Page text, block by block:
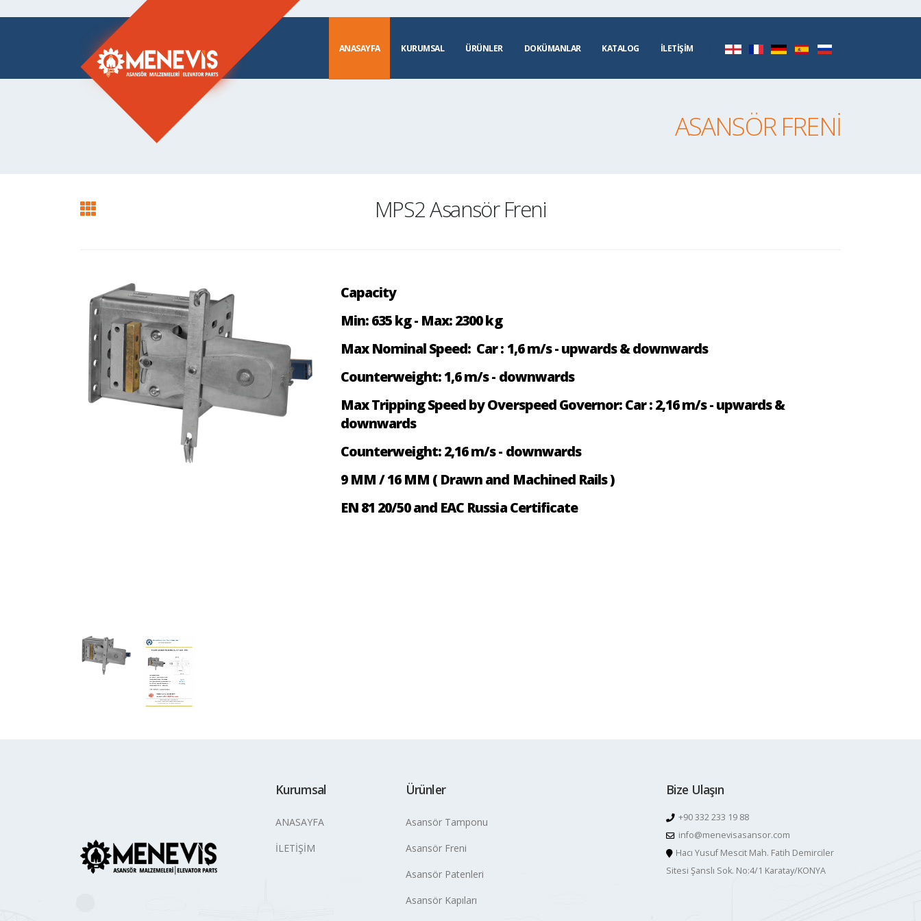
ANASAYFA KURUMSAL ÜRÜNLER DOKÜMANLAR KATALOG İLETİŞİM
ASANSÖR FRENI
MPS2 Asansör Freni
Capacity
Min: 635 kg - Max: 2300 kg
Max Nominal Speed: Car : 1,6 m/s - upwards & downwards
Counterweight: 1,6 m/s - downwards
Max Tripping Speed by Overspeed Governor: Car : 2,16 m/s - upwards &
downwards
Counterweight: 2,16 m/s - downwards
9 MM / 16 MM ( Drawn and Machined Rails )
EN 81 20/50 and EAC Russia Certificate
Kurumsal Ürünler
ANASAYFA
İLETİŞİM
Asansör Tamponu
Asansör Freni
Asansör Patenleri
Asansör Kapıları
Bize Ulaşın
+90 332 233 19 88
info@menevisasansor.com
Hacı Yusuf Mescit Mah. Fatih Demirciler
Sitesi Şanslı Sok. No:4/1 Karatay/KONYA